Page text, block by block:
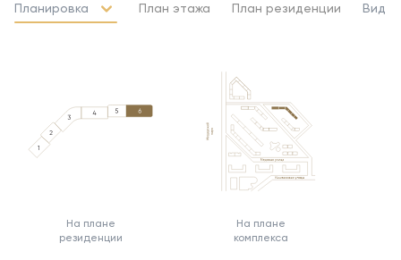
Планировка План этажа План резиденции Вид
На плане
резиденции
На плане
комплекса